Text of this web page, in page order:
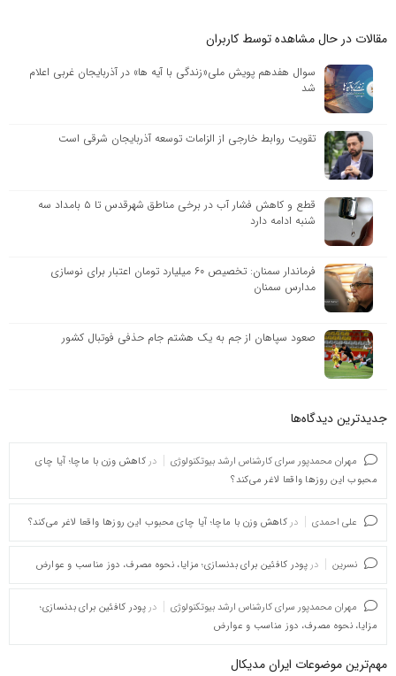
مقالات در حال مشاهده توسط کاربران
سوال هفدهم پویش ملی«زندگی با آیه ها» در آذربایجان غربی اعلام
شد
تقویت روابط خارجی از الزامات توسعه آذربایجان شرقی است
قطع و کاهش فشار آب در برخی مناطق شهرقدس تا ۵ بامداد سه
شنبه ادامه دارد
فرماندار سمنان: تخصیص ۶۰ میلیارد تومان اعتبار برای نوسازی
مدارس سمنان
صعود سپاهان از جم به یک هشتم جام حذفی فوتبال کشور
جدیدترین دیدگاه‌‌ها
مهران محمدپور سرای کارشناس ارشد بیوتکنولوژی در کاهش وزن با ماچا؛ آیا چای
محبوب این روزها واقعا لاغر می‌کند؟
علی احمدی در کاهش وزن با ماچا؛ آیا چای محبوب این روزها واقعا لاغر می‌کند؟
نسرین در پودر کافئین برای بدنسازی؛ مزایا، نحوه مصرف، دوز مناسب و عوارض
مهران محمدپور سرای کارشناس ارشد بیوتکنولوژی در پودر کافئین برای بدنسازی؛
مزایا، نحوه مصرف، دوز مناسب و عوارض
مهم‌ترین موضوعات ایران مدیکال